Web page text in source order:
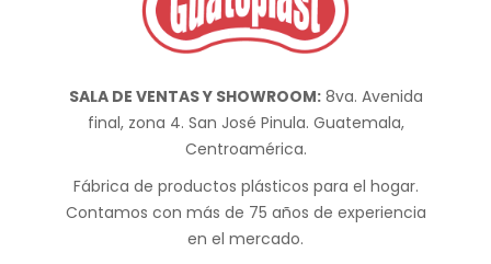
SALA DE VENTAS Y SHOWROOM:8va. Avenida
final, zona 4. San José Pinula. Guatemala,
Centroamérica.
Fábrica de productos plásticos para el hogar.
Contamos con más de 75 años de experiencia
en el mercado.